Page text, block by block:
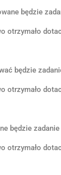
będzie
otrzymało
będzie
otrzymało
będzie zadanie
otrzymało